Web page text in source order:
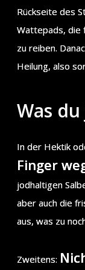
Rückseite des
Wattepads, die
zu reiben.
Heilung, also
Was
In der Hektik
Finger
jodhaltigen
aber auch die
aus, was zu
Zweitens: